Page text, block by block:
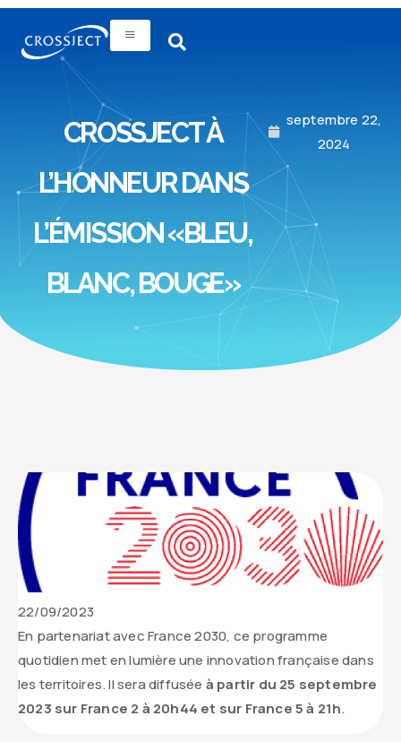
CROSSJECT À
L’HONNEUR DANS
L’ÉMISSION «BLEU,
BLANC, BOUGE»
septembre 22,
2024
Date
de
parution
22/09/2023
Contenu
texte
de
l’actualité
En partenariat avec France 2030, ce programme
quotidien met en lumière une innovation française dans
les territoires. Il sera diffusée à partir du 25 septembre
2023 sur France 2 à 20h44 et sur France 5 à 21h.